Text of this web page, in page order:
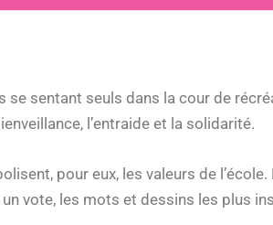
se sentant seuls dans la cour de
l’entraide et la solidarité.
pour eux, les valeurs de l’école.
vote, les mots et dessins les plus